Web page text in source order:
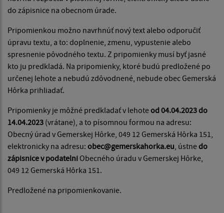
do zápisnice na obecnom úrade.
Pripomienkou možno navrhnúť nový text alebo odporučiť
úpravu textu, a to: doplnenie, zmenu, vypustenie alebo
spresnenie pôvodného textu. Z pripomienky musí byť jasné
kto ju predkladá. Na pripomienky, ktoré budú predložené po
určenej lehote a nebudú zdôvodnené, nebude obec Gemerská
Hôrka prihliadať.
Pripomienky je môžné predkladať v lehoteod 04.04.2023 do
14.04.2023 (vrátane), a to písomnou formou na adresu:
Obecný úrad v Gemerskej Hôrke, 049 12 Gemerská Hôrka 151,
elektronicky na adresu: obec@gemerskahorka.eu, ústnedo
zápisnice v podatelni Obecného úradu v Gemerskej Hôrke,
049 12 Gemerská Hôrka 151.
Predložené na pripomienkovanie.